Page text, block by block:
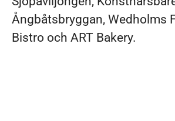
Ångbåtsbryggan, Wedholms
Bistro och ART Bakery.